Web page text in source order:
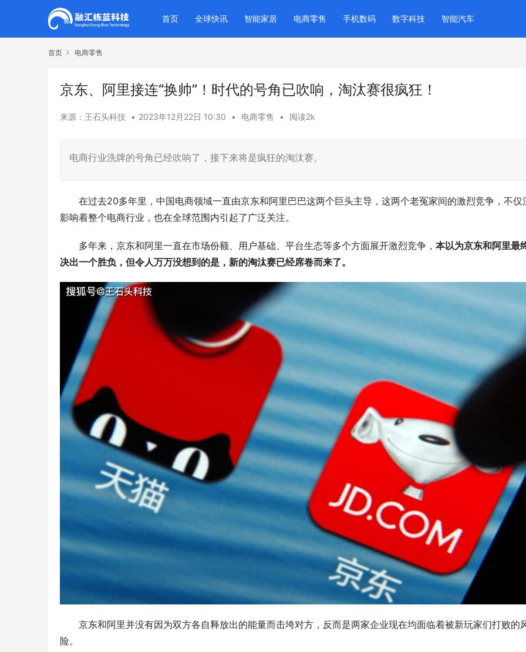
首页 全球快讯 智能家居 电商零售 手机数码 数字科技 智能汽车
首页 电商零售
京东、阿里接连“换帅”！时代的号角已吹响，淘汰赛很疯狂！
来源：王石头科技 • 2023年12月22日 10:30 • 电商零售 • 阅读2k
电商行业洗牌的号角已经吹响了，接下来将是疯狂的淘汰赛。
在过去20多年里，中国电商领域一直由京东和阿里巴巴这两个巨头主导，这两个老冤家间的激烈竞争，不仅
影响着整个电商行业，也在全球范围内引起了广泛关注。
多年来，京东和阿里一直在市场份额、用户基础、平台生态等多个方面展开激烈竞争， 本以为京东和阿里最
决出一个胜负，但令人万万没想到的是，新的淘汰赛已经席卷而来了。
京东和阿里并没有因为双方各自释放出的能量而击垮对方，反而是两家企业现在均面临着被新玩家们打败的
险。